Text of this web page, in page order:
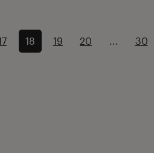
18 19 20 ... 30